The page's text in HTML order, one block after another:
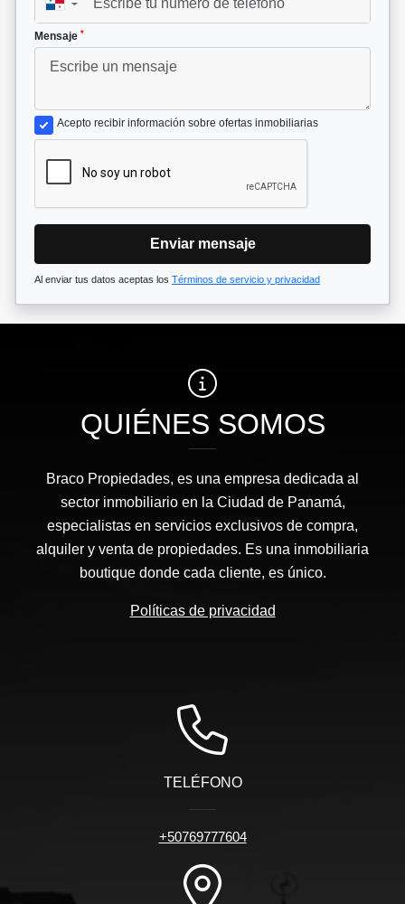
▼
Mensaje *
Acepto recibir información sobre ofertas inmobiliarias
Enviar mensaje
Al enviar tus datos aceptas los Términos de servicio y privacidad
QUIÉNES SOMOS
Braco Propiedades, es una empresa dedicada al
sector inmobiliario en la Ciudad de Panamá,
especialistas en servicios exclusivos de compra,
alquiler y venta de propiedades. Es una inmobiliaria
boutique donde cada cliente, es único.
Políticas de privacidad
TELÉFONO
+50769777604